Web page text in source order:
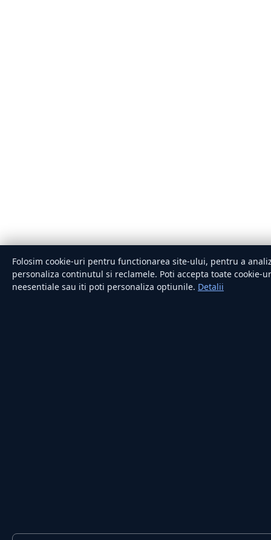
Folosim cookie-uri pentru functionarea site-ului, pentru a
personaliza continutul si reclamele. Poti accepta toate cookie-
neesentiale sau iti poti personaliza optiunile. Detalii